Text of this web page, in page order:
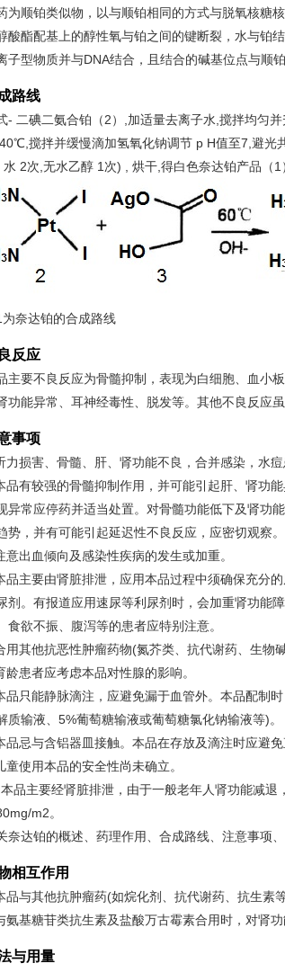
为顺铂类似物，以与顺铂相同的方式与脱氧核糖
酸酯配基上的醇性氧与铂之间的键断裂，水与铂
子型物质并与DNA结合，且结合的碱基位点与顺铂
路线
- 二碘二氨合铂（2）,加适量去离子水,搅拌均匀
搅拌并缓慢滴加氢氧化钠调节 p H值至7,避光
水 2次,无水乙醇 1次) , 烘干,得白色奈达铂产品（1
为奈达铂的合成路线
反应
主要不良反应为骨髓抑制，表现为白细胞、血小
功能异常、耳神经毒性、脱发等。其他不良反应
事项
力损害、骨髓、肝、肾功能不良，合并感染，水痘
品有较强的骨髓抑制作用，并可能引起肝、肾功
异常应停药并适当处置。对骨髓功能低下及肾功
势，并有可能引起延迟性不良反应，应密切观察。
意出血倾向及感染性疾病的发生或加重。
品主要由肾脏排泄，应用本品过程中须确保充分
剂。有报道应用速尿等利尿剂时，会加重肾功能
食欲不振、腹泻等的患者应特别注意。
用其他抗恶性肿瘤药物(氮芥类、抗代谢药、生物
龄患者应考虑本品对性腺的影响。
品只能静脉滴注，应避免漏于血管外。本品配制
质输液、5%葡萄糖输液或葡萄糖氯化钠输液等)。
品忌与含铝器皿接触。本品在存放及滴注时应避免
童使用本品的安全性尚未确立。
品主要经肾脏排泄，由于一般老年人肾功能减
m2。
奈达铂的概述、药理作用、合成路线、注意事项
相互作用
品与其他抗肿瘤药(如烷化剂、抗代谢药、抗生素
氨基糖苷类抗生素及盐酸万古霉素合用时，对肾
与用量